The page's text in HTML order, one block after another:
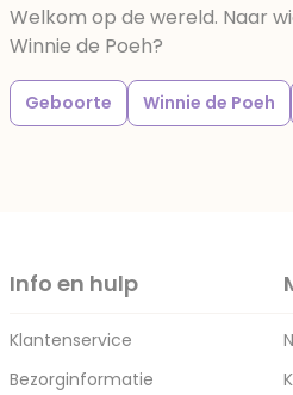
Welkom op de wereld. Naar
Winnie de Poeh?
Geboorte Winnie de Poeh
Info en hulp
Klantenservice
Bezorginformatie